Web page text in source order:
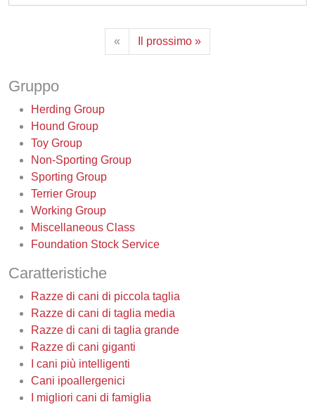
« Il prossimo »
Gruppo
Herding Group
Hound Group
Toy Group
Non-Sporting Group
Sporting Group
Terrier Group
Working Group
Miscellaneous Class
Foundation Stock Service
Caratteristiche
Razze di cani di piccola taglia
Razze di cani di taglia media
Razze di cani di taglia grande
Razze di cani giganti
I cani più intelligenti
Cani ipoallergenici
I migliori cani di famiglia